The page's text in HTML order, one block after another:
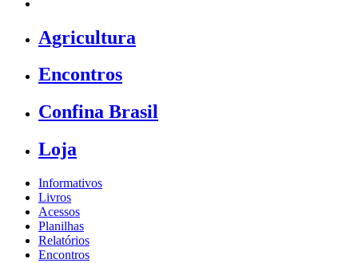
Agricultura
Encontros
Confina Brasil
Loja
Informativos
Livros
Acessos
Planilhas
Relatórios
Encontros